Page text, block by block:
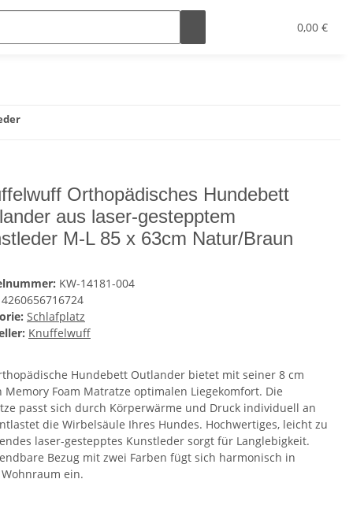
0,00 €
Orthopädisches Hundebett
aus laser-gestepptem
M-L 85 x 63cm Natur/Braun
KW-14181-004
4260656716724
Schlafplatz
Knuffelwuff
Hundebett Outlander bietet mit seiner 8 cm
Memory Foam Matratze optimalen Liegekomfort. Die
passt sich durch Körperwärme und Druck individuell an
die Wirbelsäule Ihres Hundes. Hochwertiges, leicht zu
laser-gestepptes Kunstleder sorgt für Langlebigkeit.
Bezug mit zwei Farben fügt sich harmonisch in
ein.